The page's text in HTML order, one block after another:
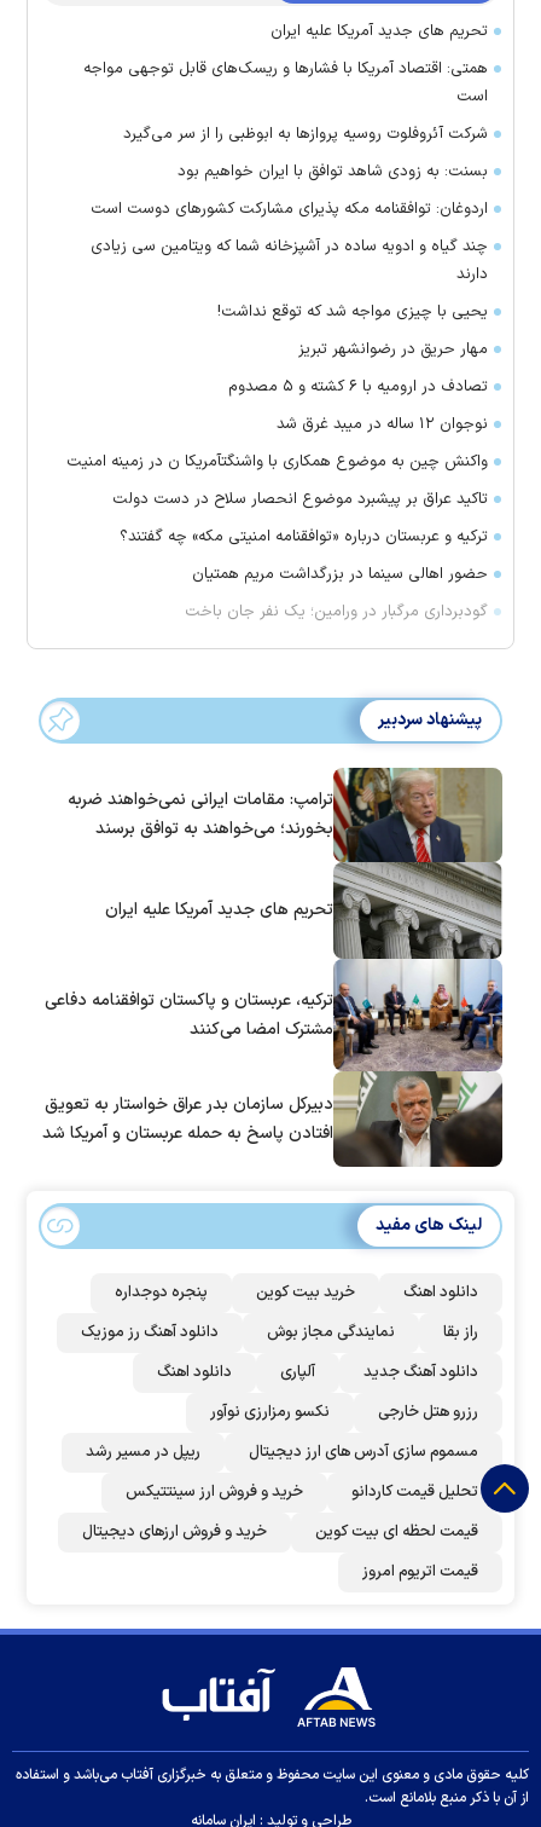
تحریم های جدید آمریکا علیه ایران
همتی: اقتصاد آمریکا با فشارها و ریسک‌های قابل توجهی مواجه
است
شرکت آئروفلوت روسیه پرواز‌ها به ابوظبی را از سر می‌گیرد
بسنت: به زودی شاهد توافق با ایران خواهیم بود
اردوغان: توافقنامه مکه پذیرای مشارکت کشور‌های دوست است
چند گیاه و ادویه ساده در آشپزخانه شما که ویتامین سی زیادی
دارند
یحیی با چیزی مواجه شد که توقع نداشت!
مهار حریق در رضوانشهر تبریز
تصادف در ارومیه با ۶ کشته و ۵ مصدوم
نوجوان ۱۲ ساله در میبد غرق شد
واکنش چین به موضوع همکاری با واشنگتآمریکا ن در زمینه امنیت
تاکید عراق بر پیشبرد موضوع انحصار سلاح در دست دولت
ترکیه و عربستان درباره «توافقنامه امنیتی مکه» چه گفتند؟
حضور اهالی سینما در بزرگداشت مریم همتیان
گودبرداری مرگبار در ورامین؛ یک نفر جان باخت
پیشنهاد سردبیر
ترامپ: مقامات ایرانی نمی‌خواهند ضربه
بخورند؛ می‌خواهند به توافق برسند
تحریم های جدید آمریکا علیه ایران
ترکیه، عربستان و پاکستان توافقنامه دفاعی
مشترک امضا می‌کنند
دبیرکل سازمان بدر عراق خواستار به تعویق
افتادن پاسخ به حمله عربستان و آمریکا شد
لینک های مفید
دانلود اهنگ خرید بیت کوین
پنجره دوجداره
راز بقا
نمایندگی مجاز بوش
دانلود آهنگ رز‌ موزیک
دانلود آهنگ جدید
آلپاری
دانلود اهنگ
رزرو هتل خارجی
نکسو رمزارزی نوآور
مسموم سازی آدرس های ارز دیجیتال
ریپل در مسیر رشد
تحلیل قیمت کاردانو
خرید و فروش ارز سینتتیکس
قیمت لحظه ای بیت کوین
خرید و فروش ارزهای دیجیتال
قیمت اتریوم امروز
کلیه حقوق مادی و معنوی این سایت محفوظ و متعلق به خبرگزاری آفتاب می‌باشد و استفاده
از آن با ذکر منبع بلامانع است.
طراحی و تولید : ایران سامانه